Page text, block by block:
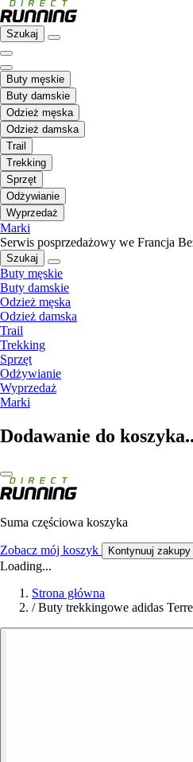
Szukaj
Buty męskie
Buty damskie
Odzież męska
Odzież damska
Trail
Trekking
Sprzęt
Odżywianie
Wyprzedaż
Marki
Serwis posprzedażowy we Francja
Szukaj
Buty męskie
Buty damskie
Odzież męska
Odzież damska
Trail
Trekking
Sprzęt
Odżywianie
Wyprzedaż
Marki
Dodawanie do
Suma częściowa koszyka
Zobacz mój koszyk Kontynuuj zakupy
Loading...
Strona główna
/ Buty trekkingowe adidas